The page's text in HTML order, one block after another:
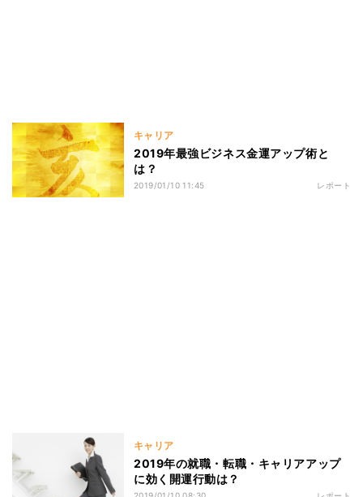
キャリア
2019年最強ビジネス金運アップ術と
は？
2019/01/10 11:45 レポート
キャリア
2019年の就職・転職・キャリアアップ
に効く開運行動は？